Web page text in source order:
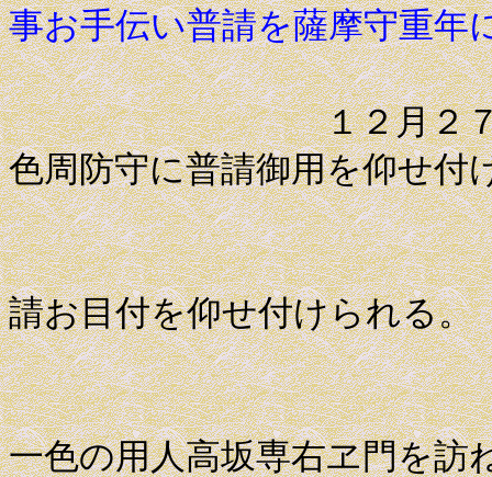
事お手伝い普請を薩摩守重年
１２月２７日 老
色周防守に普請御用を仰せ付
幕臣石野
請お目付を仰せ付けられる。
薩摩藩岩
一色の用人高坂専右ヱ門を訪